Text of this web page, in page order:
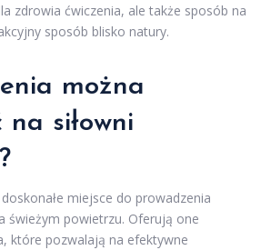
zdrowia ćwiczenia, ale także sposób na
sposób blisko natury.
można
na siłowni
miejsce do prowadzenia
świeżym powietrzu. Oferują one
które pozwalają na efektywne